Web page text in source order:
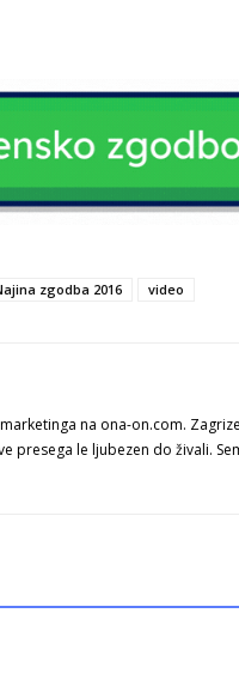
zgodba 2016 video
na ona-on.com.
presega le ljubezen do živali.